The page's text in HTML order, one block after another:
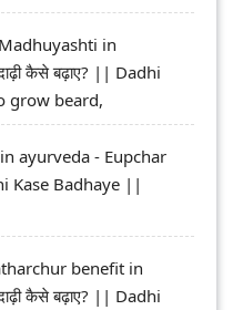
in
कैसे बढ़ाए? || Dadhi
grow beard,
ayurveda - Eupchar
Kase Badhaye ||
benefit in
कैसे बढ़ाए? || Dadhi